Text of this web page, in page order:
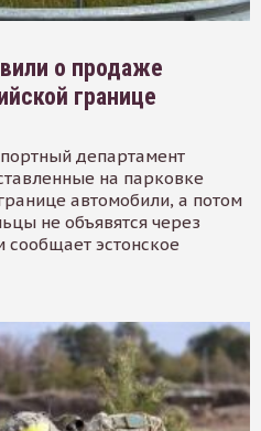
о продаже
границе
департамент
на парковке
автомобили, а потом
не объявятся через
сообщает эстонское